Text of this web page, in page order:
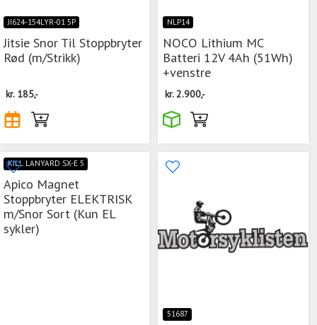
JI624-154LYR-01 5P
Jitsie Snor Til Stoppbryter
Rød (m/Strikk)
kr. 185,-
NLP14
NOCO Lithium MC
Batteri 12V 4Ah (51Wh)
+venstre
kr.2.900,-
KILL LANYARD SX-E 5
Apico Magnet
Stoppbryter ELEKTRISK
m/Snor Sort (Kun EL
sykler)
51687